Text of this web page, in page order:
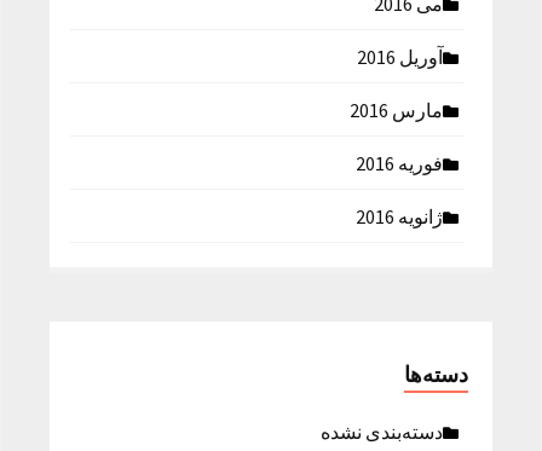
آوریل 2016
مارس 2016
فوریه 2016
ژانویه 2016
دسته‌ها
دسته‌بندی نشده